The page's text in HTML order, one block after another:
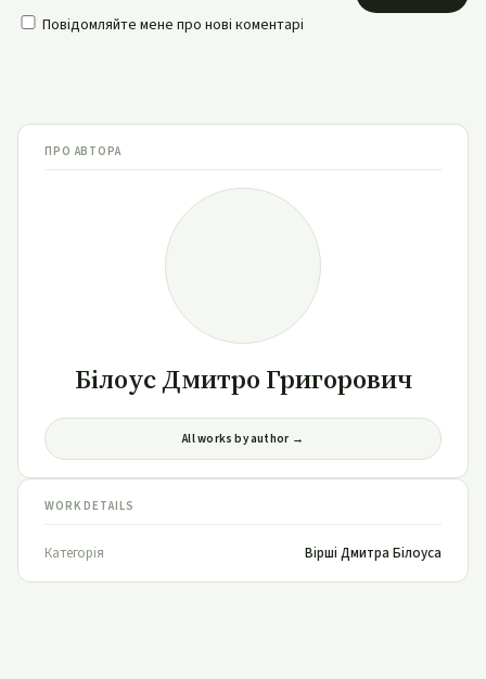
Повідомляйте мене про нові коментарі
ПРО АВТОРА
Білоус Дмитро Григорович
All works by author →
WORK DETAILS
Категорія Вірші Дмитра Білоуса